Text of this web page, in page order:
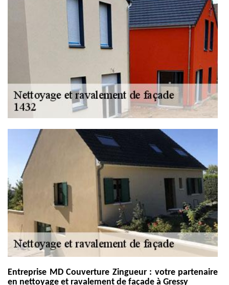
Entreprise MD Couverture Zingueur : votre partenaire
en nettoyage et ravalement de façade à Gressy